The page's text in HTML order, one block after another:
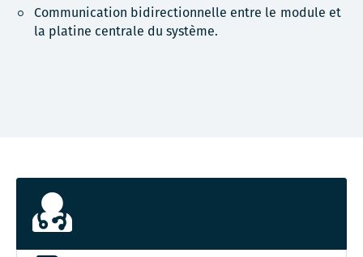
Communication bidirectionnelle entre le module et
la platine centrale du système.